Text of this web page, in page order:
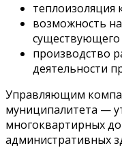
возможность
существующего
производство
деятельности
Управляющим
муниципалитета —
многоквартирных
административных